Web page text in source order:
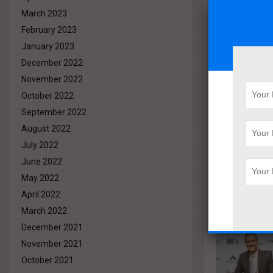
March 2023
February 2023
January 2023
December 2022
November 2022
October 2022
September 2022
August 2022
July 2022
June 2022
May 2022
April 2022
March 2022
December 2021
November 2021
October 2021